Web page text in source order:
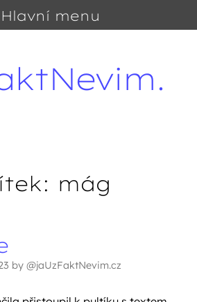
Hlavní menu
mág
by @jaUzFaktNevim.cz